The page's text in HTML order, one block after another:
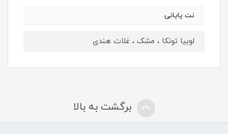
نت پایانی
لوبیا تونکا ، مشک ، غلات هندی
برگشت به بالا